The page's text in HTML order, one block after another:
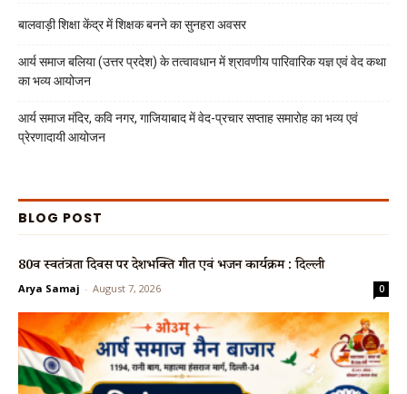
बालवाड़ी शिक्षा केंद्र में शिक्षक बनने का सुनहरा अवसर
आर्य समाज बलिया (उत्तर प्रदेश) के तत्वावधान में श्रावणीय पारिवारिक यज्ञ एवं वेद कथा
का भव्य आयोजन
आर्य समाज मंदिर, कवि नगर, गाजियाबाद में वेद-प्रचार सप्ताह समारोह का भव्य एवं
प्रेरणादायी आयोजन
BLOG POST
80वें स्वतंत्रता दिवस पर देशभक्ति गीत एवं भजन कार्यक्रम : दिल्ली
Arya Samaj - August 7, 2026 0